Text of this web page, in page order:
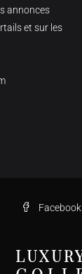
annonces
et sur les
Facebook